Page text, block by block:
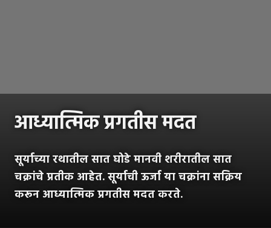
आध्यात्मिक प्रगतीस मदत
सूर्याच्या रथातील सात घोडे मानवी शरीरातील सात
चक्रांचे प्रतीक आहेत. सूर्याची ऊर्जा या चक्रांना सक्रिय
करून आध्यात्मिक प्रगतीस मदत करते.